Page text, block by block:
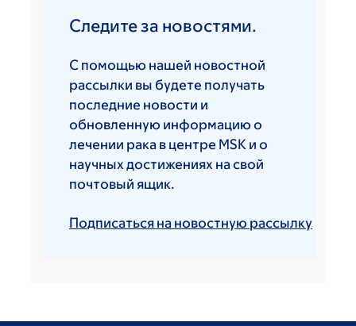
Следите за новостями.
С помощью нашей новостной
рассылки вы будете получать
последние новости и
обновленную информацию о
лечении рака в центре MSK и о
научных достижениях на свой
почтовый ящик.
Подписаться на новостную рассылку